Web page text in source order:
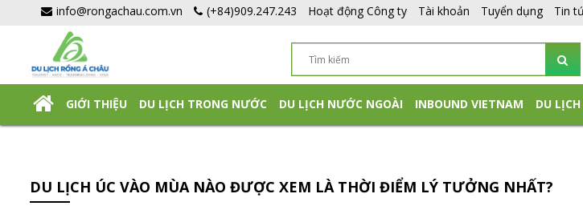
info@rongachau.com.vn (+84)909.247.243 Hoạt động Công ty Tài khoản Tuyển dụng Tin
GIỚI THIỆU DU LỊCH TRONG NƯỚC DU LỊCH NƯỚC NGOÀI INBOUND VIETNAM DU
DU LỊCH ÚC VÀO MÙA NÀO ĐƯỢC XEM LÀ THỜI ĐIỂM LÝ TƯỞNG NHẤT?